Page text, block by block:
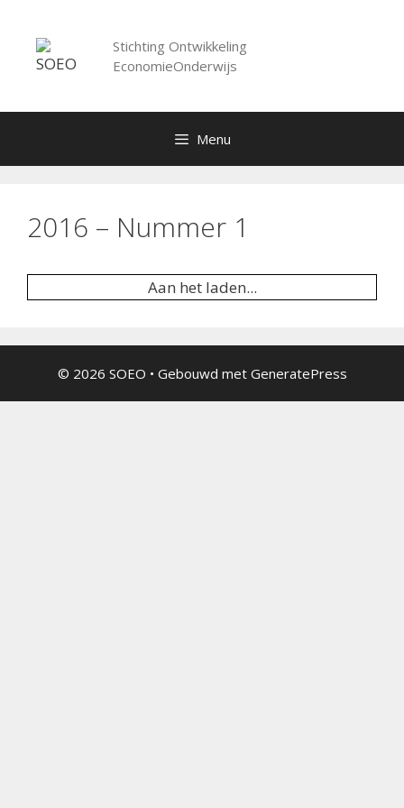
inhoud
Stichting Ontwikkeling
EconomieOnderwijs
Menu
2016 – Nummer 1
Aan het laden...
© 2026 SOEO • Gebouwd met GeneratePress